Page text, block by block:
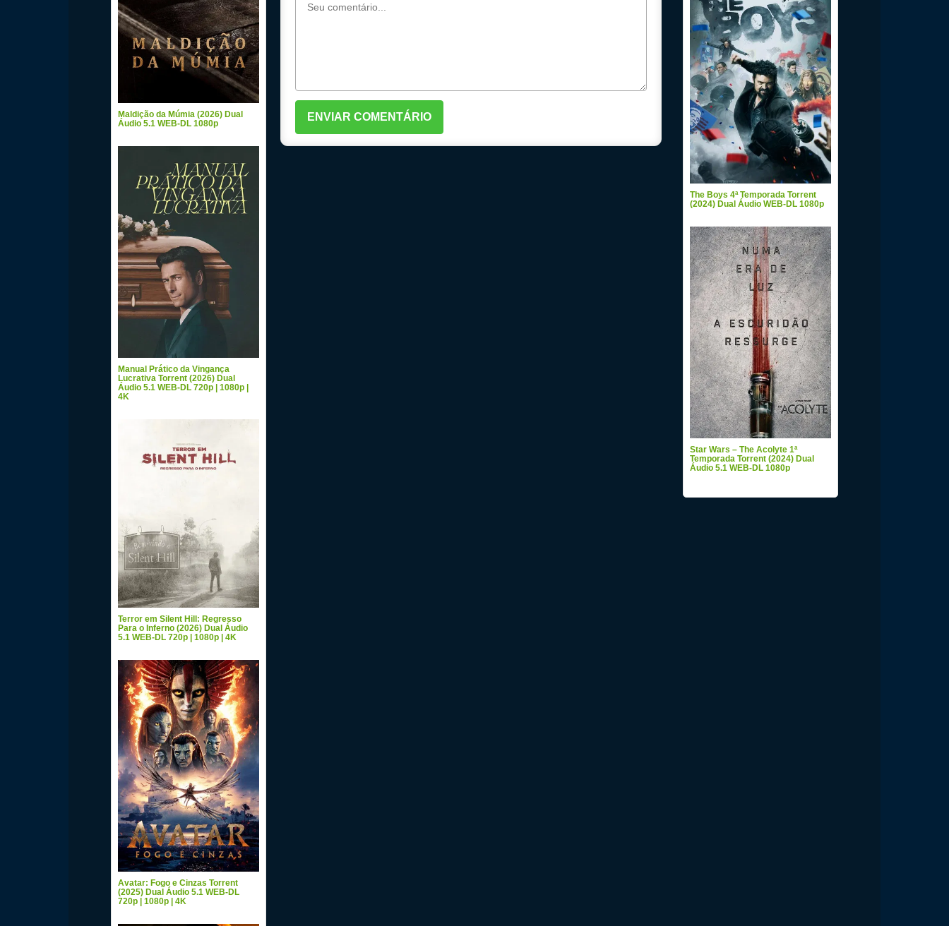
Maldição da Múmia (2026) Dual
Áudio 5.1 WEB-DL 1080p
Manual Prático da Vingança
Lucrativa Torrent (2026) Dual
Áudio 5.1 WEB-DL 720p | 1080p |
4K
Terror em Silent Hill: Regresso
Para o Inferno (2026) Dual Áudio
5.1 WEB-DL 720p | 1080p | 4K
Avatar: Fogo e Cinzas Torrent
(2025) Dual Áudio 5.1 WEB-DL
720p | 1080p | 4K
The Boys 4ª Temporada Torrent
(2024) Dual Áudio WEB-DL 1080p
Star Wars – The Acolyte 1ª
Temporada Torrent (2024) Dual
Áudio 5.1 WEB-DL 1080p